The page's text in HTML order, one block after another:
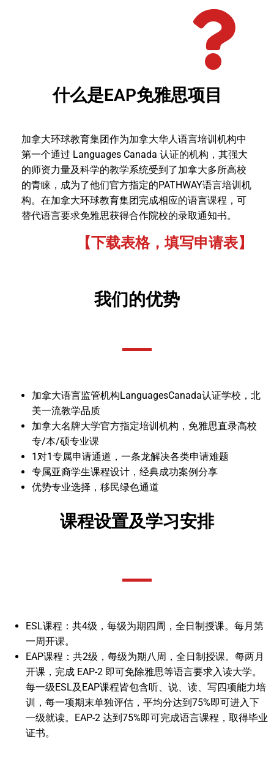
什么是EAP免雅思项目
加拿大环球教育集团作为加拿大华人语言培训机构中
第一个通过 Languages Canada 认证的机构，其强大
的师资力量及科学的教学系统受到了加拿大多所高校
的青睐，成为了他们官方指定的PATHWAY语言培训机
构。在加拿大环球教育集团完成相应的语言课程，可
替代语言要求免雅思获得合作院校的录取通知书。
【下载表格，填写申请表】
我们的优势
加拿大语言监管机构LanguagesCanada认证学校，北
美一流教学品质
加拿大名牌大学官方指定培训机构，免雅思直录高校
专/本/硕专业课
1对1专属申请通道，一条龙解决各类申请难题
专属亚裔学生课程设计，经典成功案例分享
优势专业选择，移民绿色通道
课程设置及学习安排
ESL课程：共4级，每级为期四周，全日制授课。每月第
一周开课。
EAP课程：共2级，每级为期八周，全日制授课。每两月
开课，完成 EAP-2 即可免除雅思等语言要求入读大学。
每一级ESL及EAP课程皆包含听、说、读、写四项能力培
训，每一项期末单独评估，平均分达到75%即可进入下
一级就读。EAP-2 达到75%即可完成语言课程，取得毕业
证书。